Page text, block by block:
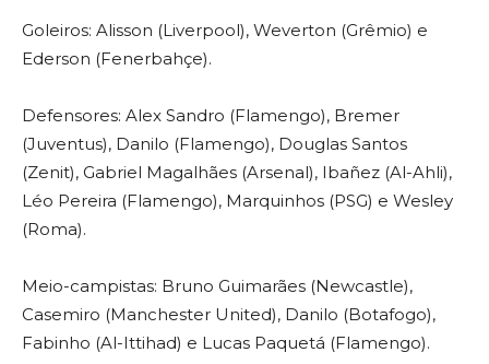
Goleiros: Alisson (Liverpool), Weverton (Grêmio) e
Ederson (Fenerbahçe).
Defensores: Alex Sandro (Flamengo), Bremer
(Juventus), Danilo (Flamengo), Douglas Santos
(Zenit), Gabriel Magalhães (Arsenal), Ibañez (Al-Ahli),
Léo Pereira (Flamengo), Marquinhos (PSG) e Wesley
(Roma).
Meio-campistas: Bruno Guimarães (Newcastle),
Casemiro (Manchester United), Danilo (Botafogo),
Fabinho (Al-Ittihad) e Lucas Paquetá (Flamengo).